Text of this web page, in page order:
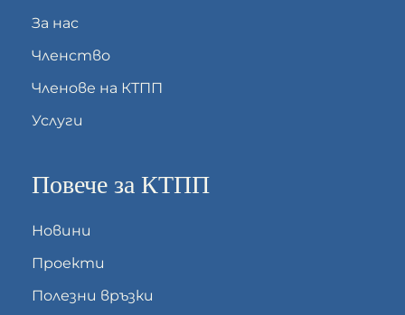
За нас
Членство
Членове на КТПП
Услуги
Повече за КТПП
Новини
Проекти
Полезни връзки